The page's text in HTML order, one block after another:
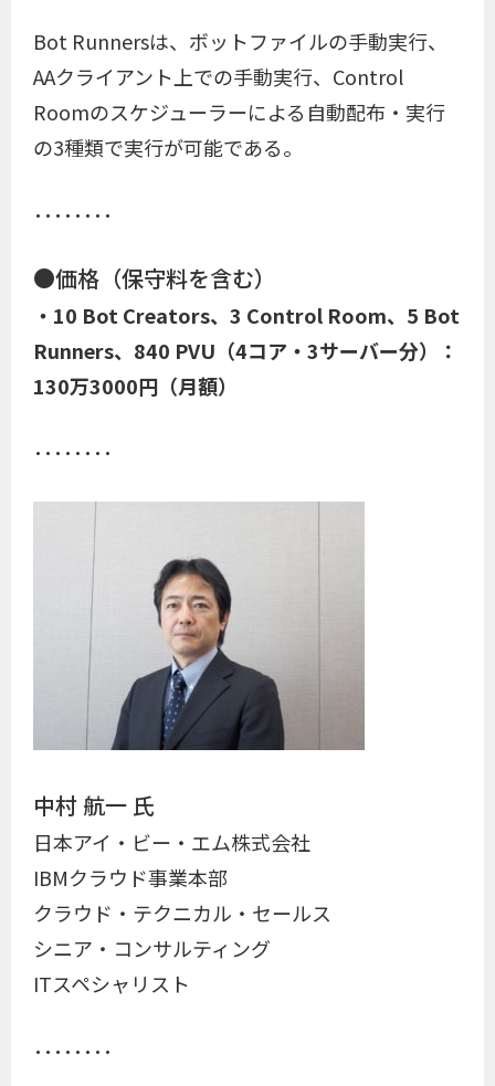
Bot Runnersは、ボットファイルの手動実行、
AAクライアント上での手動実行、Control
Roomのスケジューラーによる自動配布・実行
の3種類で実行が可能である。
････････
●価格（保守料を含む）
・10 Bot Creators、3 Control Room、5 Bot
Runners、840 PVU（4コア・3サーバー分）：
130万3000円（月額）
････････
中村 航一 氏
日本アイ・ビー・エム株式会社
IBMクラウド事業本部
クラウド・テクニカル・セールス
シニア・コンサルティング
ITスペシャリスト
････････